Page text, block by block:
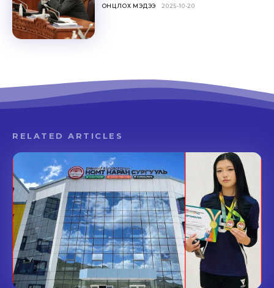
ОНЦЛОХ МЭДЭЭ 2025-10-20
RELATED ARTICLES